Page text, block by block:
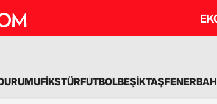
FİKSTÜRFUTBOLBEŞİKTAŞ